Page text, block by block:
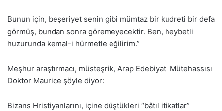
Bunun için, beşeriyet senin gibi mümtaz bir kudreti bir defa
görmüş, bundan sonra göremeyecektir. Ben, heybetli
huzurunda kemal-i hürmetle eğilirim.”
Meşhur araştırmacı, müsteşrik, Arap Edebiyatı Mütehassısı
Doktor Maurice şöyle diyor:
Bizans Hristiyanlarını, içine düştükleri “bâtıl itikatlar”